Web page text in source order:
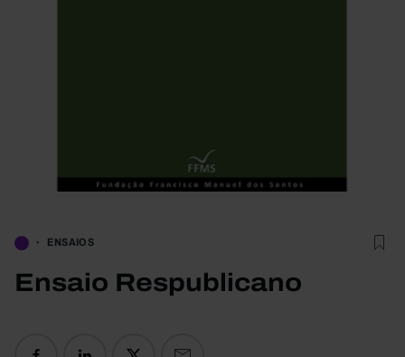
ENSAIOS
Ensaio Respublicano